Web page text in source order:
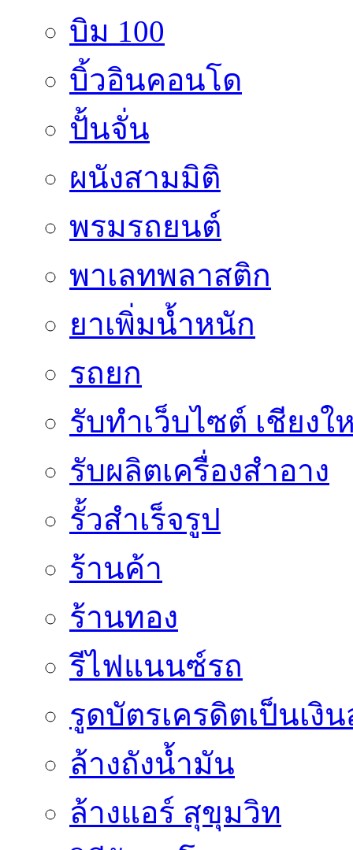
บิม 100
บิ้วอินคอนโด
ปั้นจั่น
ผนังสามมิติ
พรมรถยนต์
พาเลทพลาสติก
ยาเพิ่มน้ำหนัก
รถยก
รับทำเว็บไซต์ เชียงใ
รับผลิตเครื่องสำอาง
รั้วสำเร็จรูป
ร้านค้า
ร้านทอง
รีไฟแนนซ์รถ
รูดบัตรเครดิตเป็นเงิ
ล้างถังน้ำมัน
ล้างแอร์ สุขุมวิท